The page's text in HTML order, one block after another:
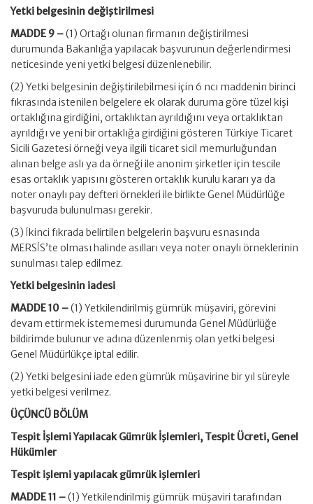
Yetki belgesinin değiştirilmesi
MADDE 9 –(1) Ortağı olunan firmanın değiştirilmesi
durumunda Bakanlığa yapılacak başvurunun değerlendirmesi
neticesinde yeni yetki belgesi düzenlenebilir.
(2) Yetki belgesinin değiştirilebilmesi için 6 ncı maddenin birinci
fıkrasında istenilen belgelere ek olarak duruma göre tüzel kişi
ortaklığına girdiğini, ortaklıktan ayrıldığını veya ortaklıktan
ayrıldığı ve yeni bir ortaklığa girdiğini gösteren Türkiye Ticaret
Sicili Gazetesi örneği veya ilgili ticaret sicil memurluğundan
alınan belge aslı ya da örneği ile anonim şirketler için tescile
esas ortaklık yapısını gösteren ortaklık kurulu kararı ya da
noter onaylı pay defteri örnekleri ile birlikte Genel Müdürlüğe
başvuruda bulunulması gerekir.
(3) İkinci fıkrada belirtilen belgelerin başvuru esnasında
MERSİS’te olması halinde asılları veya noter onaylı örneklerinin
sunulması talep edilmez.
Yetki belgesinin iadesi
MADDE 10 –(1) Yetkilendirilmiş gümrük müşaviri, görevini
devam ettirmek istememesi durumunda Genel Müdürlüğe
bildirimde bulunur ve adına düzenlenmiş olan yetki belgesi
Genel Müdürlükçe iptal edilir.
(2) Yetki belgesini iade eden gümrük müşavirine bir yıl süreyle
yetki belgesi verilmez.
ÜÇÜNCÜ BÖLÜM
Tespit İşlemi Yapılacak Gümrük İşlemleri, Tespit Ücreti, Genel
Hükümler
Tespit işlemi yapılacak gümrük işlemleri
MADDE 11 –(1) Yetkilendirilmiş gümrük müşaviri tarafından